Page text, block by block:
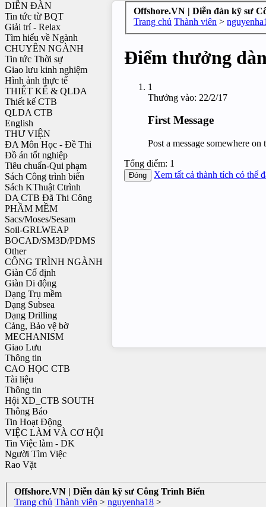
DIỄN ĐÀN
Tin tức từ BQT
Giải trí - Relax
Tìm hiểu về Ngành
CHUYÊN NGÀNH
Tin tức Thời sự
Giao lưu kinh nghiệm
Hình ảnh thực tế
THIẾT KẾ & QLDA
Thiết kế CTB
QLDA CTB
English
THƯ VIỆN
ĐA Môn Học - Đề Thi
Đồ án tốt nghiệp
Tiêu chuẩn-Qui phạm
Sách Công trình biển
Sách KThuật Ctrình
DA CTB Đã Thi Công
PHẦM MỀM
Sacs/Moses/Sesam
Soil-GRLWEAP
BOCAD/SM3D/PDMS
Other
CÔNG TRÌNH NGÀNH
Giàn Cố định
Giàn Di động
Dạng Trụ mềm
Dạng Subsea
Dạng Drilling
Cảng, Bảo vệ bờ
MECHANISM
Giao Lưu
Thông tin
CAO HỌC CTB
Tài liệu
Thông tin
Hội XD_CTB SOUTH
Thông Báo
Tin Hoạt Động
VIỆC LÀM VÀ CƠ HỘI
Tin Việc làm - DK
Người Tìm Việc
Rao Vặt
Offshore.VN | Diễn đàn kỹ sư
Trang chủ Thành viên >
Điểm thưởng
1
Thưởng vào: 22/2/17
First Message
Post a message somewhere on
Tổng điểm: 1
Xem tất cả thành tích có thể
Offshore.VN | Diễn đàn kỹ sư Công Trình Biển
Trang chủ Thành viên > nguyenha18 >